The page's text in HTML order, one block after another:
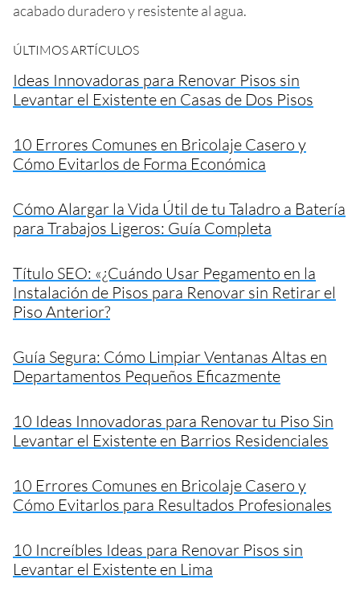
acabado duradero y resistente al agua.
ÚLTIMOS ARTÍCULOS
Ideas Innovadoras para Renovar Pisos sin
Levantar el Existente en Casas de Dos Pisos
10 Errores Comunes en Bricolaje Casero y
Cómo Evitarlos de Forma Económica
Cómo Alargar la Vida Útil de tu Taladro a Batería
para Trabajos Ligeros: Guía Completa
Título SEO: «¿Cuándo Usar Pegamento en la
Instalación de Pisos para Renovar sin Retirar el
Piso Anterior?
Guía Segura: Cómo Limpiar Ventanas Altas en
Departamentos Pequeños Eficazmente
10 Ideas Innovadoras para Renovar tu Piso Sin
Levantar el Existente en Barrios Residenciales
10 Errores Comunes en Bricolaje Casero y
Cómo Evitarlos para Resultados Profesionales
10 Increíbles Ideas para Renovar Pisos sin
Levantar el Existente en Lima